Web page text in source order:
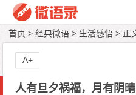
首页 >经典微语 > 生活感悟 > 正
人有旦夕祸福，月有阴
A+